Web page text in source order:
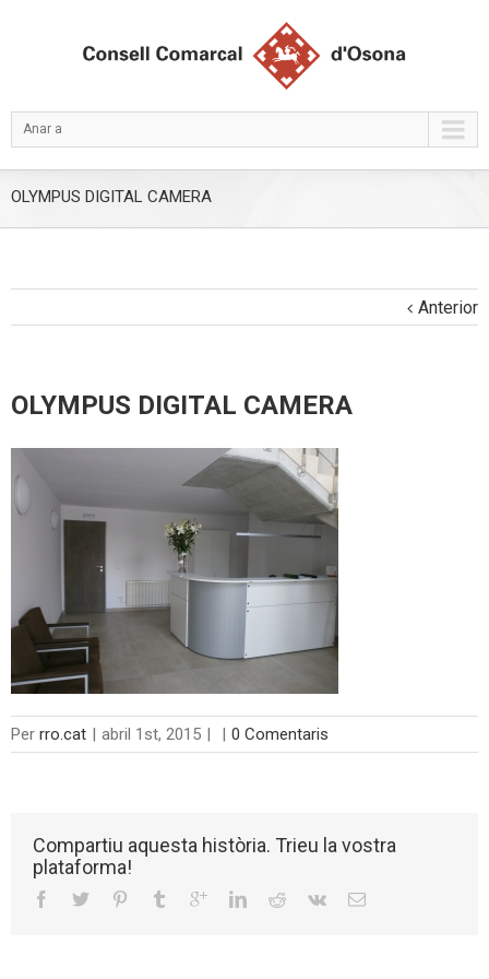
Anar a
OLYMPUS DIGITAL CAMERA
Anterior
OLYMPUS DIGITAL CAMERA
Per rro.cat | abril 1st, 2015 | | 0 Comentaris
Compartiu aquesta història. Trieu la vostra
plataforma!